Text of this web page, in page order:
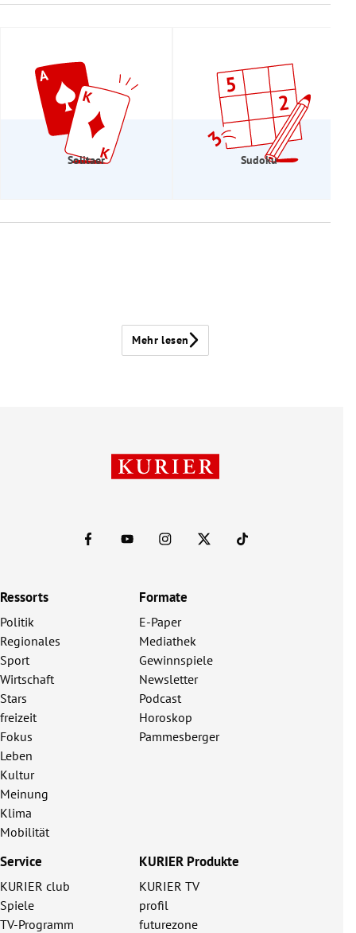
Solitaer Sudoku
Mehr lesen
Ressorts
Politik
Regionales
Sport
Wirtschaft
Stars
freizeit
Fokus
Leben
Kultur
Meinung
Klima
Mobilität
Formate
E-Paper
Mediathek
Gewinnspiele
Newsletter
Podcast
Horoskop
Pammesberger
Service
KURIER club
Spiele
TV-Programm
KURIER Produkte
KURIER TV
profil
futurezone